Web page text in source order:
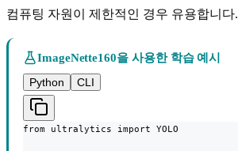
컴퓨팅 자원이 제한적인 경우 유용합니다.
ImageNette160을 사용한 학습 예시
Python
CLI
from ultralytics import YOLO